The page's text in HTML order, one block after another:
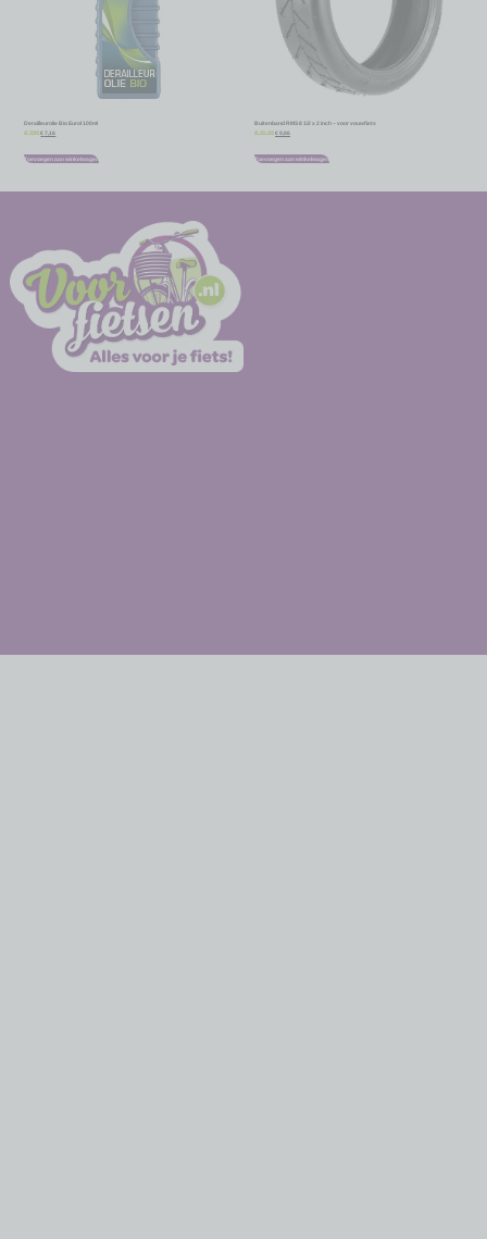
Derailleurolie Bio Eurol 100ml
€7,95 €7,16
Toevoegen aan winkelwagen
Buitenband RMS 8 1/2 x 2 inch – voor vouwfiets
10,95 €9,86
Toevoegen aan winkelwagen